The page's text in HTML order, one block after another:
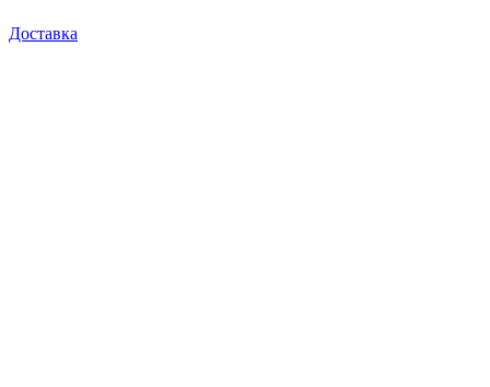
Доставка